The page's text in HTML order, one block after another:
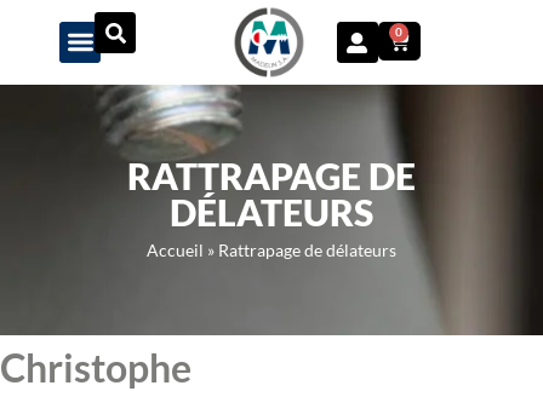
Panneau de gestion des cookies
0
RATTRAPAGE DE
DÉLATEURS
Accueil » Rattrapage de délateurs
Christophe